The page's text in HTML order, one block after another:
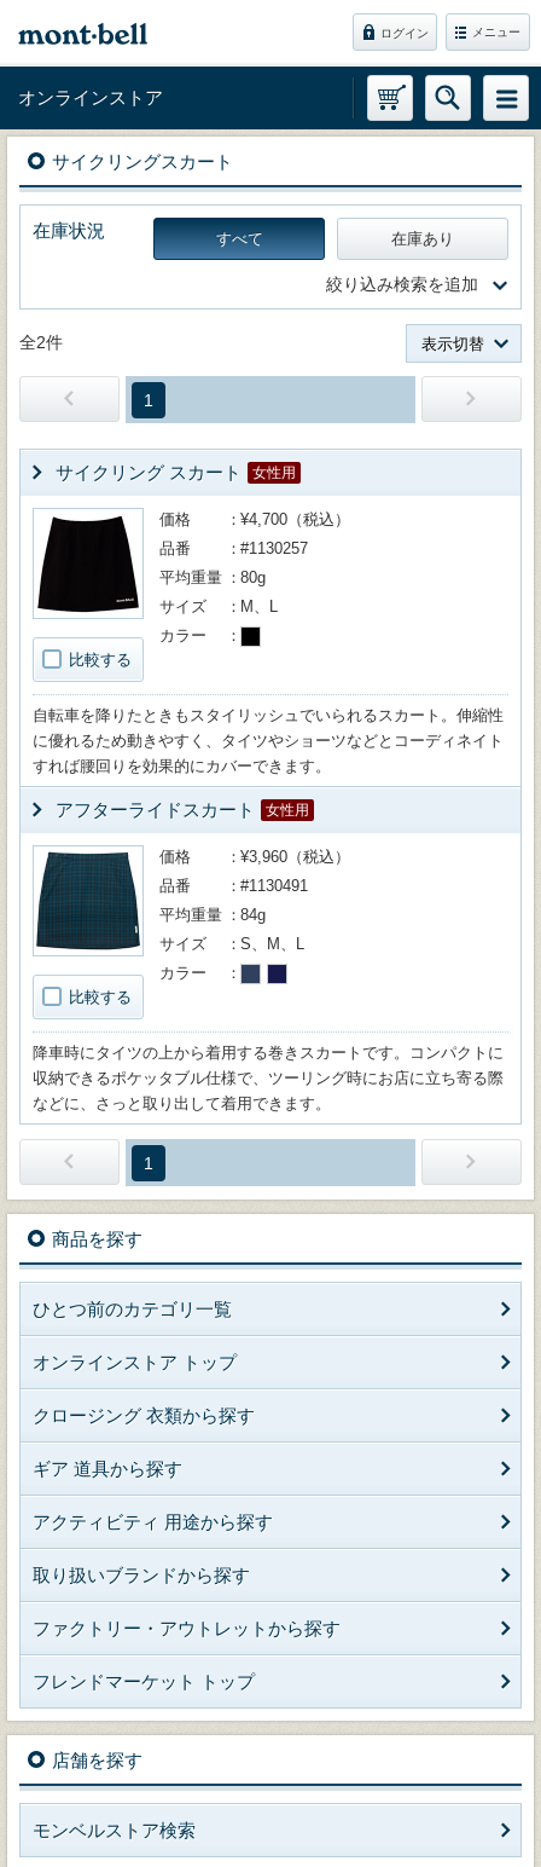
ログイン メニュー
オンラインストア
サイクリングスカート
在庫状況 すべて 在庫あり
絞り込み検索を追加
全2件 表示切替
1
サイクリング スカート 女性用
比較する
価格
¥4,700（税込）
品番
#1130257
平均重量
80g
サイズ
M、L
カラー
自転車を降りたときもスタイリッシュでいられるスカート。伸縮性
に優れるため動きやすく、タイツやショーツなどとコーディネイト
すれば腰回りを効果的にカバーできます。
アフターライドスカート 女性用
比較する
価格
¥3,960（税込）
品番
#1130491
平均重量
84g
サイズ
S、M、L
カラー
降車時にタイツの上から着用する巻きスカートです。コンパクトに
収納できるポケッタブル仕様で、ツーリング時にお店に立ち寄る際
などに、さっと取り出して着用できます。
1
商品を探す
ひとつ前のカテゴリ一覧
オンラインストア トップ
クロージング 衣類から探す
ギア 道具から探す
アクティビティ 用途から探す
取り扱いブランドから探す
ファクトリー・アウトレットから探す
フレンドマーケット トップ
店舗を探す
モンベルストア検索